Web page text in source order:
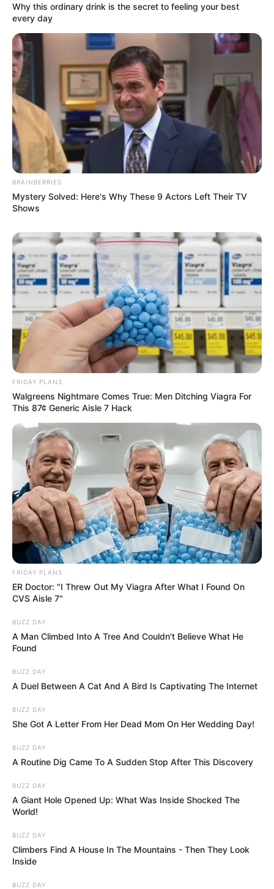
Why this ordinary drink is the secret to feeling your best
every day
BRAINBERRIES
Mystery Solved: Here's Why These 9 Actors Left Their TV
Shows
FRIDAY PLANS
Walgreens Nightmare Comes True: Men Ditching Viagra For
This 87¢ Generic Aisle 7 Hack
FRIDAY PLANS
ER Doctor: "I Threw Out My Viagra After What I Found On
CVS Aisle 7"
BUZZ DAY
A Man Climbed Into A Tree And Couldn't Believe What He
Found
BUZZ DAY
A Duel Between A Cat And A Bird Is Captivating The Internet
BUZZ DAY
She Got A Letter From Her Dead Mom On Her Wedding Day!
BUZZ DAY
A Routine Dig Came To A Sudden Stop After This Discovery
BUZZ DAY
A Giant Hole Opened Up: What Was Inside Shocked The
World!
BUZZ DAY
Climbers Find A House In The Mountains - Then They Look
Inside
BUZZ DAY